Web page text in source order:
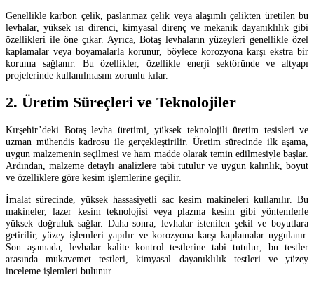
Genellikle karbon çelik, paslanmaz çelik veya alaşımlı çelikten üretilen bu
levhalar, yüksek ısı direnci, kimyasal direnç ve mekanik dayanıklılık gibi
özellikleri ile öne çıkar. Ayrıca, Botaş levhaların yüzeyleri genellikle özel
kaplamalar veya boyamalarla korunur, böylece korozyona karşı ekstra bir
koruma sağlanır. Bu özellikler, özellikle enerji sektöründe ve altyapı
projelerinde kullanılmasını zorunlu kılar.
2. Üretim Süreçleri ve Teknolojiler
Kırşehir’deki Botaş levha üretimi, yüksek teknolojili üretim tesisleri ve
uzman mühendis kadrosu ile gerçekleştirilir. Üretim sürecinde ilk aşama,
uygun malzemenin seçilmesi ve ham madde olarak temin edilmesiyle başlar.
Ardından, malzeme detaylı analizlere tabi tutulur ve uygun kalınlık, boyut
ve özelliklere göre kesim işlemlerine geçilir.
İmalat sürecinde, yüksek hassasiyetli sac kesim makineleri kullanılır. Bu
makineler, lazer kesim teknolojisi veya plazma kesim gibi yöntemlerle
yüksek doğruluk sağlar. Daha sonra, levhalar istenilen şekil ve boyutlara
getirilir, yüzey işlemleri yapılır ve korozyona karşı kaplamalar uygulanır.
Son aşamada, levhalar kalite kontrol testlerine tabi tutulur; bu testler
arasında mukavemet testleri, kimyasal dayanıklılık testleri ve yüzey
inceleme işlemleri bulunur.